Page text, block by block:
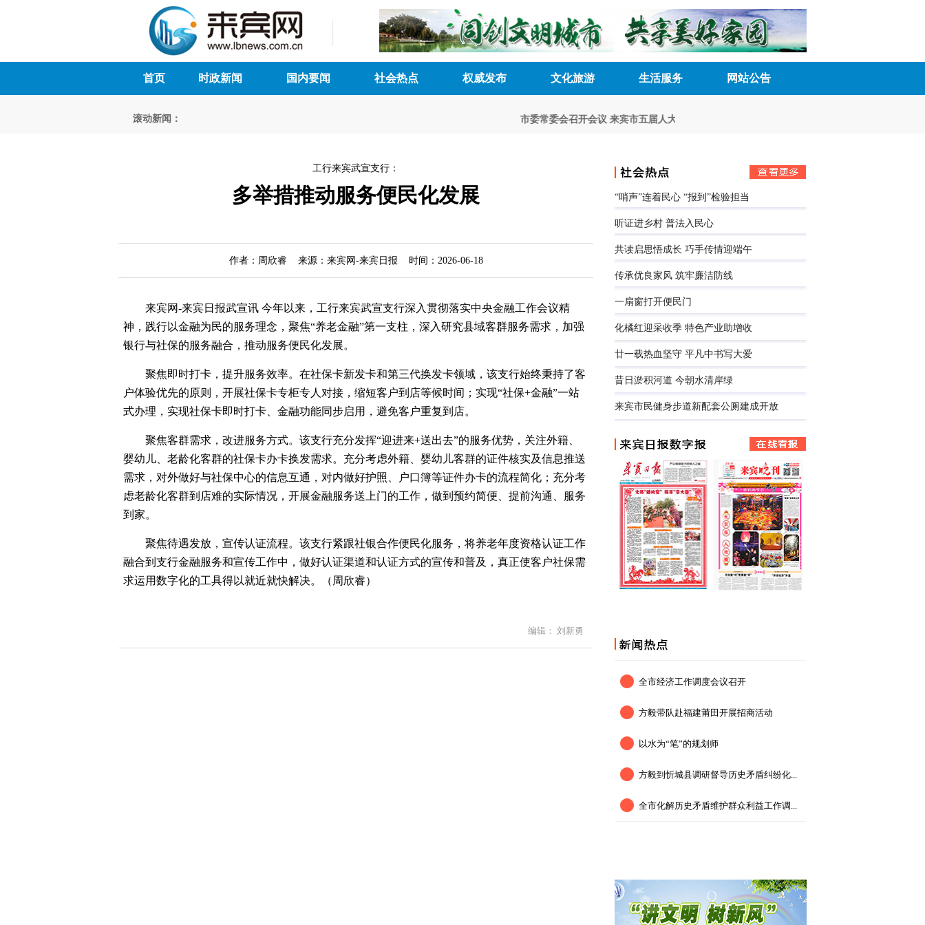
首页 时政新闻 国内要闻 社会热点 权威发布 文化旅游 生活服务 网站公告
滚动新闻： 市委常委会召开会议 来宾市五届人大八次会议胜利召开
工行来宾武宣支行：
多举措推动服务便民化发展
作者：周欣睿 来源：来宾网-来宾日报 时间：2026-06-18
来宾网-来宾日报武宣讯 今年以来，工行来宾武宣支行深入贯彻落实中央金融工作会议精
神，践行以金融为民的服务理念，聚焦“养老金融”第一支柱，深入研究县域客群服务需求，加强
银行与社保的服务融合，推动服务便民化发展。
聚焦即时打卡，提升服务效率。在社保卡新发卡和第三代换发卡领域，该支行始终秉持了客
户体验优先的原则，开展社保卡专柜专人对接，缩短客户到店等候时间；实现“社保+金融”一站
式办理，实现社保卡即时打卡、金融功能同步启用，避免客户重复到店。
聚焦客群需求，改进服务方式。该支行充分发挥“迎进来+送出去”的服务优势，关注外籍、
婴幼儿、老龄化客群的社保卡办卡换发需求。充分考虑外籍、婴幼儿客群的证件核实及信息推送
需求，对外做好与社保中心的信息互通，对内做好护照、户口簿等证件办卡的流程简化；充分考
虑老龄化客群到店难的实际情况，开展金融服务送上门的工作，做到预约简便、提前沟通、服务
到家。
聚焦待遇发放，宣传认证流程。该支行紧跟社银合作便民化服务，将养老年度资格认证工作
融合到支行金融服务和宣传工作中，做好认证渠道和认证方式的宣传和普及，真正使客户社保需
求运用数字化的工具得以就近就快解决。（周欣睿）
编辑： 刘新勇
“哨声”连着民心 “报到”检验担当
听证进乡村 普法入民心
共读启思悟成长 巧手传情迎端午
传承优良家风 筑牢廉洁防线
一扇窗打开便民门
化橘红迎采收季 特色产业助增收
廿一载热血坚守 平凡中书写大爱
昔日淤积河道 今朝水清岸绿
来宾市民健身步道新配套公厕建成开放
全市经济工作调度会议召开
方毅带队赴福建莆田开展招商活动
以水为“笔”的规划师
方毅到忻城县调研督导历史矛盾纠纷化...
全市化解历史矛盾维护群众利益工作调...